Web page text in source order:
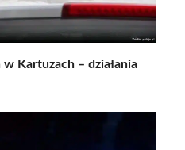
Kartuzach – działania